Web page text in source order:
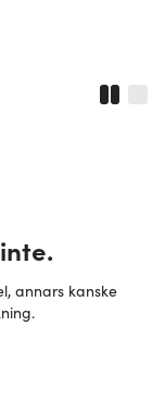
annars kanske